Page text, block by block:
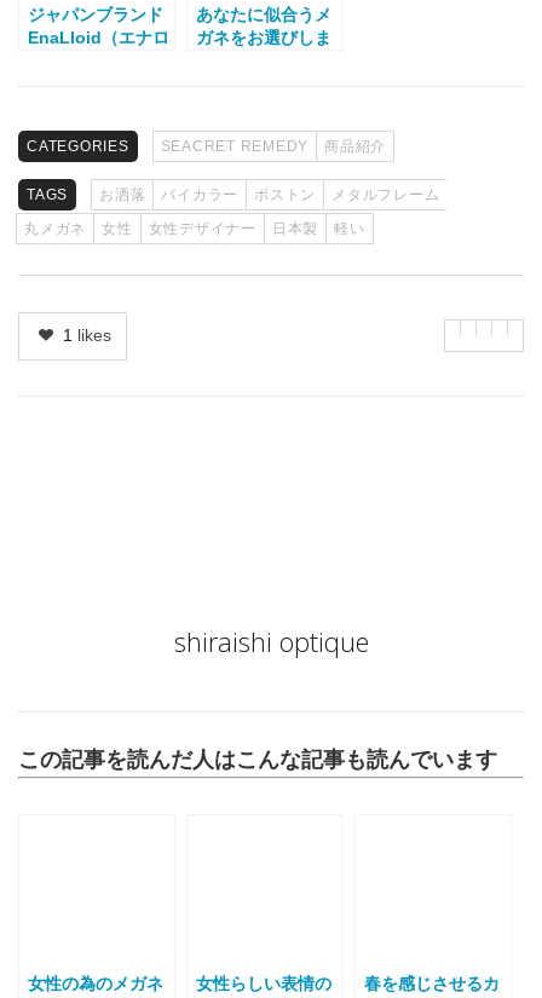
ジャパンブランド
EnaLloid（エナロ
Fanning
あなたに似合うメ
ガネをお選びしま
CATEGORIES SEACRET REMEDY 商品紹介
TAGS お洒落 バイカラー ボストン
メタルフレーム
丸メガネ
女性 女性デザイナー 日本製 軽い
1 likes
shiraishi optique
この記事を読んだ人はこんな記事も読んでいます
女性の為のメガネ
女性らしい表情の
春を感じさせるカ